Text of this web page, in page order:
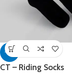
-61%
CT – Riding Socks